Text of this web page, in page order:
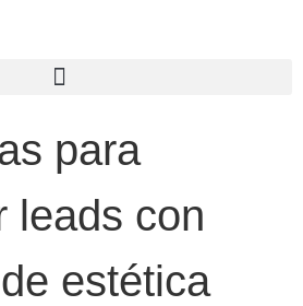
para
leads con
estética